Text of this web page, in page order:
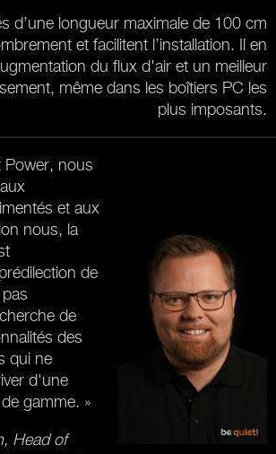
d’une longueur maximale de 100 cm
et facilitent l’installation. Il en
du flux d'air et un meilleur
même dans les boîtiers PC les
plus imposants.
Power, nous
et aux
nous, la
de
de
des
qui ne
d'une
gamme. »
Head of